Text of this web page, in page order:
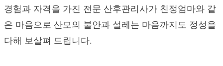
경험과 자격을 가진 전문 산후관리사가 친정엄마와 같
은 마음으로 산모의 불안과 설레는 마음까지도 정성을
다해 보살펴 드립니다.